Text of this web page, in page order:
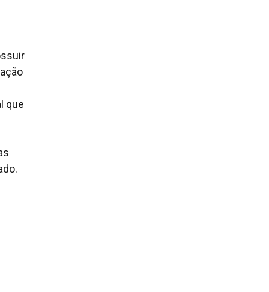
que